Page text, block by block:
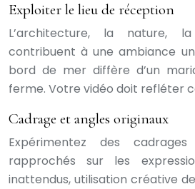
Exploiter le lieu de réception
L’architecture, la nature,
contribuent à une ambiance
bord de mer diffère d’un
ferme. Votre vidéo doit refléter
Cadrage et angles originaux
Expérimentez des
rapprochés sur les
inattendus, utilisation créative